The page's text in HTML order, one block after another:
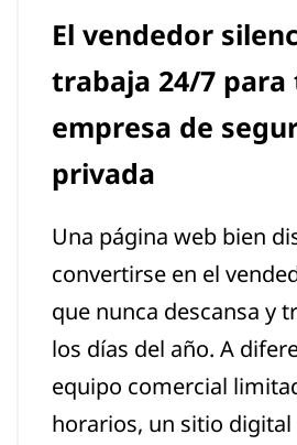
El vendedor
trabaja 24/7 para
empresa de
privada
Una página web bien
convertirse en el
que nunca descansa y
los días del año. A
equipo comercial
horarios, un sitio